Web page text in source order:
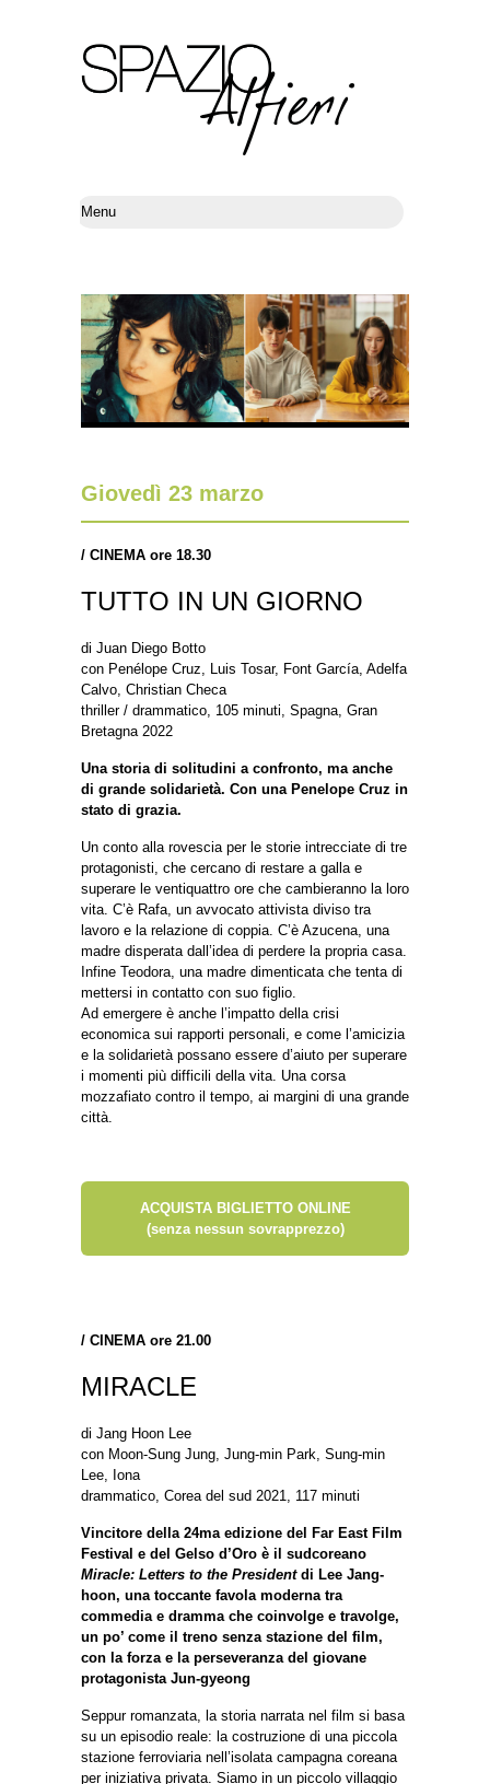
Giovedì 23 marzo
/ CINEMA ore 18.30
TUTTO IN UN GIORNO
di Juan Diego Botto
con Penélope Cruz, Luis Tosar, Font García, Adelfa
Calvo, Christian Checa
thriller / drammatico, 105 minuti, Spagna, Gran
Bretagna 2022
Una storia di solitudini a confronto, ma anche
di grande solidarietà. Con una Penelope Cruz in
stato di grazia.
Un conto alla rovescia per le storie intrecciate di tre
protagonisti, che cercano di restare a galla e
superare le ventiquattro ore che cambieranno la loro
vita. C’è Rafa, un avvocato attivista diviso tra
lavoro e la relazione di coppia. C’è Azucena, una
madre disperata dall’idea di perdere la propria casa.
Infine Teodora, una madre dimenticata che tenta di
mettersi in contatto con suo figlio.
Ad emergere è anche l’impatto della crisi
economica sui rapporti personali, e come l’amicizia
e la solidarietà possano essere d’aiuto per superare
i momenti più difficili della vita. Una corsa
mozzafiato contro il tempo, ai margini di una grande
città.
ACQUISTA BIGLIETTO ONLINE
(senza nessun sovrapprezzo)
/ CINEMA ore 21.00
MIRACLE
di Jang Hoon Lee
con Moon-Sung Jung, Jung-min Park, Sung-min
Lee, Iona
drammatico, Corea del sud 2021, 117 minuti
Vincitore della 24ma edizione del Far East Film
Festival e del Gelso d’Oro è il sudcoreano
Miracle: Letters to the Presidentdi Lee Jang-
hoon, una toccante favola moderna tra
commedia e dramma che coinvolge e travolge,
un po’ come il treno senza stazione del film,
con la forza e la perseveranza del giovane
protagonista Jun-gyeong
Seppur romanzata, la storia narrata nel film si basa
su un episodio reale: la costruzione di una piccola
stazione ferroviaria nell’isolata campagna coreana
per iniziativa privata. Siamo in un piccolo villaggio